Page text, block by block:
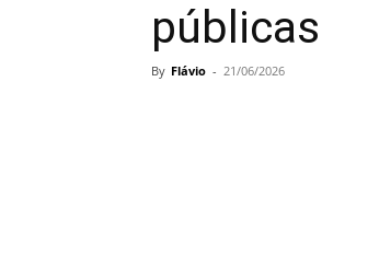
públicas
By Flávio - 21/06/2026